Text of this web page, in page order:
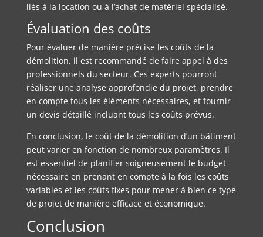
liés à la location ou à l’achat de matériel spécialisé.
Évaluation des coûts
Pour évaluer de manière précise les coûts de la
démolition, il est recommandé de faire appel à des
professionnels du secteur. Ces experts pourront
réaliser une analyse approfondie du projet, prendre
en compte tous les éléments nécessaires, et fournir
un devis détaillé incluant tous les coûts prévus.
En conclusion, le coût de la démolition d’un bâtiment
peut varier en fonction de nombreux paramètres. Il
est essentiel de planifier soigneusement le budget
nécessaire en prenant en compte à la fois les coûts
variables et les coûts fixes pour mener à bien ce type
de projet de manière efficace et économique.
Conclusion